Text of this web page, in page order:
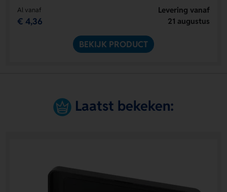
Al vanaf
€ 4,36
Levering vanaf
21 augustus
BEKIJK PRODUCT
Laatst bekeken: